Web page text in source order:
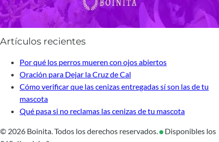
Artículos recientes
Por qué los perros mueren con ojos abiertos
Oración para Dejar la Cruz de Cal
Cómo verificar que las cenizas entregadas sí son las de tu
mascota
Qué pasa si no reclamas las cenizas de tu mascota
© 2026 Boinita. Todos los derechos reservados.
Disponibles los